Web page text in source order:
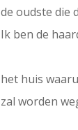
de oudste die
Ik ben de
het huis
zal worden